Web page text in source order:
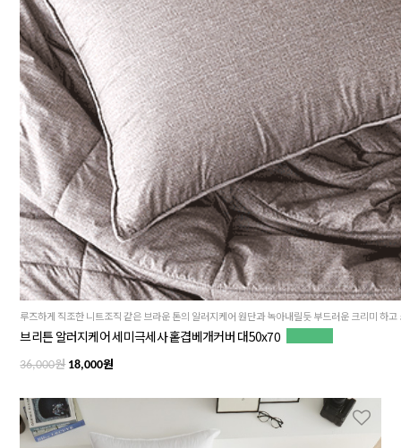
브리튼 알러지케어 세미극세사 홑겹베개커버 대50x70
36,000원18,000원